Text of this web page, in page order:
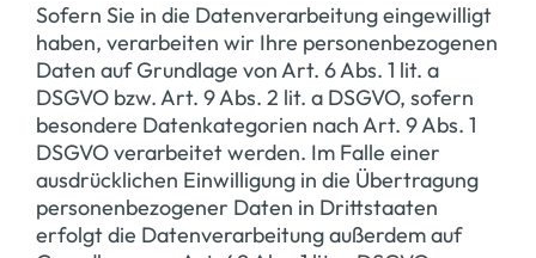
Sofern Sie in die Datenverarbeitung eingewilligt
haben, verarbeiten wir Ihre personenbezogenen
Daten auf Grundlage von Art. 6 Abs. 1 lit. a
DSGVO bzw. Art. 9 Abs. 2 lit. a DSGVO, sofern
besondere Datenkategorien nach Art. 9 Abs. 1
DSGVO verarbeitet werden. Im Falle einer
ausdrücklichen Einwilligung in die Übertragung
personenbezogener Daten in Drittstaaten
erfolgt die Datenverarbeitung außerdem auf